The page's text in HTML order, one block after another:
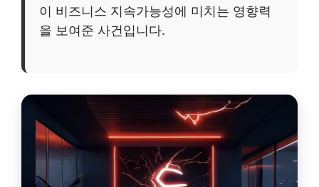
이 비즈니스 지속가능성에 미치는 영향력
을 보여준 사건입니다.